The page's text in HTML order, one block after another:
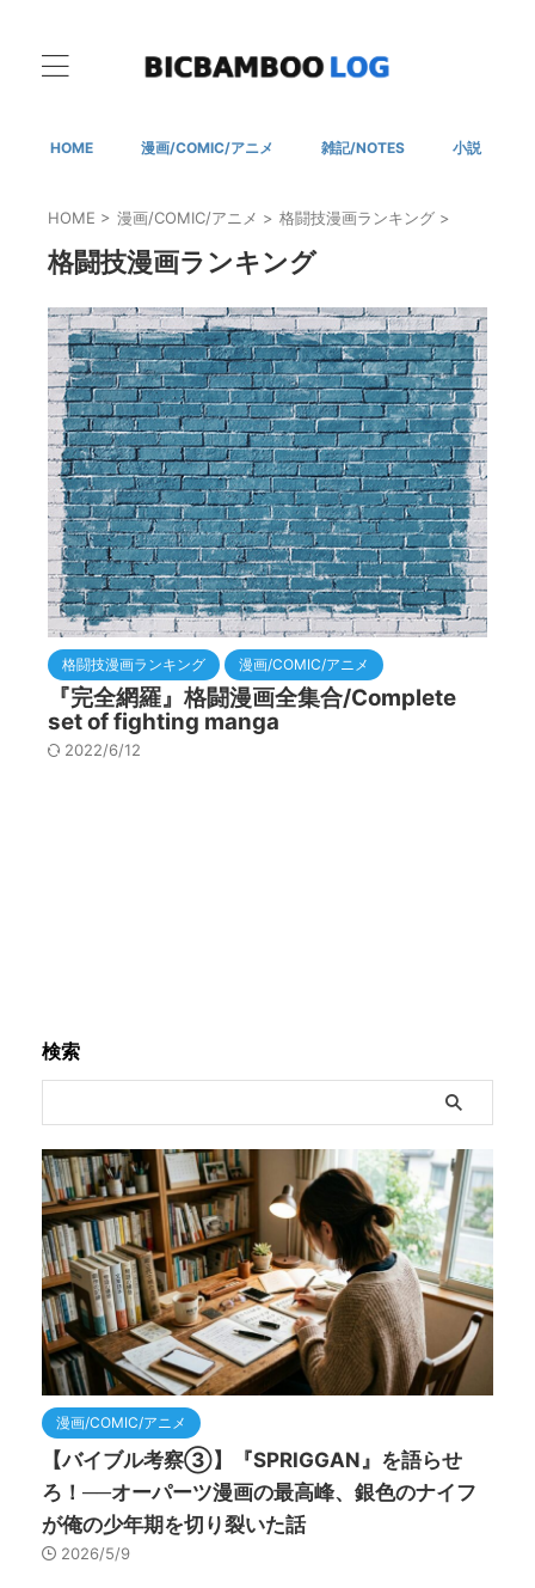
HOME 漫画/COMIC/アニメ 雑記/NOTES 小説
HOME > 漫画/COMIC/アニメ > 格闘技漫画ランキング >
格闘技漫画ランキング
格闘技漫画ランキング 漫画/COMIC/アニメ
『完全網羅』格闘漫画全集合/Complete
set of fighting manga
2022/6/12
検索
漫画/COMIC/アニメ
【バイブル考察③】『SPRIGGAN』を語らせ
ろ！──オーパーツ漫画の最高峰、銀色のナイフ
が俺の少年期を切り裂いた話
2026/5/9